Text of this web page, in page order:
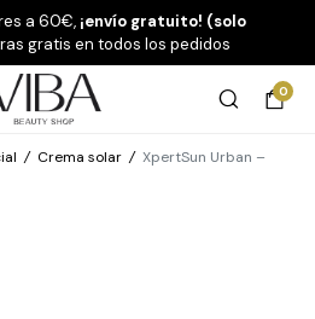
a 60€, ¡envío gratuito! (solo
gratis en todos los pedidos
0
/ Crema solar / XpertSun Urban –